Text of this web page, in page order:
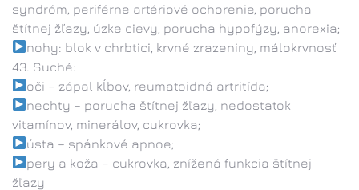
syndróm, periférne artériové ochorenie, porucha
štítnej žľazy, úzke cievy, porucha hypofýzy, anorexia;
nohy: blok v chrbtici, krvné zrazeniny, málokrvnosť
Suché:
oči – zápal kĺbov, reumatoidná artritída;
nechty – porucha štítnej žľazy, nedostatok
vitamínov, minerálov, cukrovka;
ústa – spánkové apnoe;
pery a koža – cukrovka, znížená funkcia štítnej
žľazy